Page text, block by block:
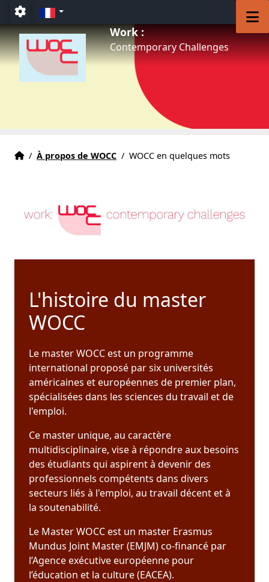
Accéder au menu principal
Accéder au contenu
Paramétrage
FR
Work :
Contemporary Challenges
Accueil
Accueil
/ À propos de WOCC / WOCC en quelques mots
L'histoire du master
WOCC
Le master WOCC est un programme
international proposé par six universités
américaines et européennes de premier plan,
spécialisées dans les sciences du travail et de
l'emploi.
Ce master unique, au caractère
multidisciplinaire, vise à répondre aux besoins
des étudiants qui aspirent à devenir des
professionnels compétents dans divers
secteurs liés à l'emploi, au travail décent et à
la soutenabilité.
Le Master WOCC est un master Erasmus
Mundus Joint Master (EMJM) co-financé par
l’Agence exécutive européenne pour
l’éducation et la culture (EACEA).